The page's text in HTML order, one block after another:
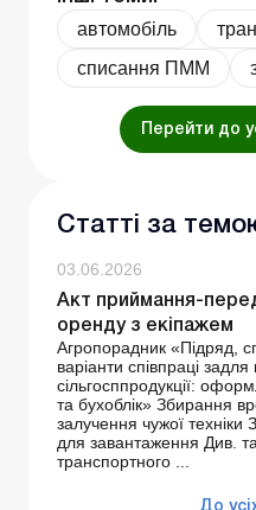
автомобіль
списання ПММ
Перейти до
Статті за
03.06.2026
Акт приймання-
оренду з екіпажем
Агропорадник «Підряд,
варіанти співпраці
сільгосппродукції:
та бухоблік» Збирання
залучення чужої техніки
для завантаження Див.
транспортного ...